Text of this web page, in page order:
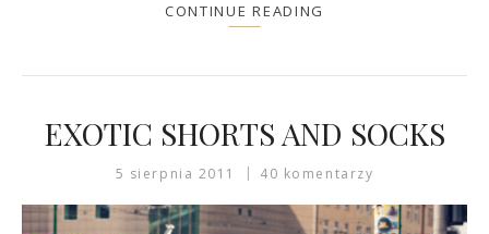
CONTINUE READING
EXOTIC SHORTS AND SOCKS
5 sierpnia 2011 40 komentarzy